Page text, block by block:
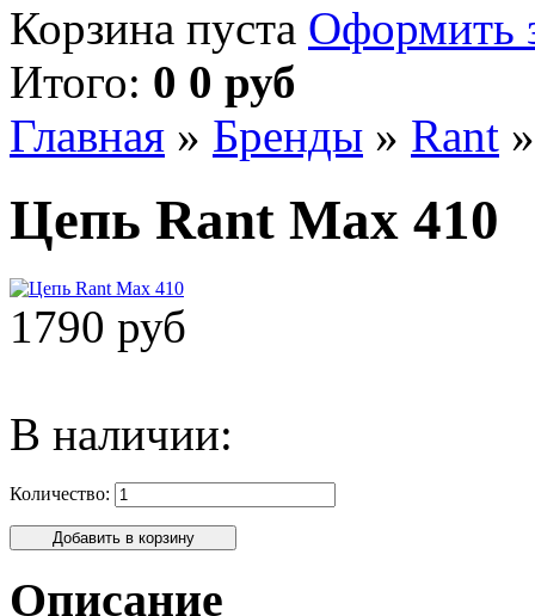
Корзина пуста Оформить
Итого: 0 0 руб
Главная » Бренды » Rant
Цепь Rant Max 410
1790 руб
В наличии:
Количество:
Описание